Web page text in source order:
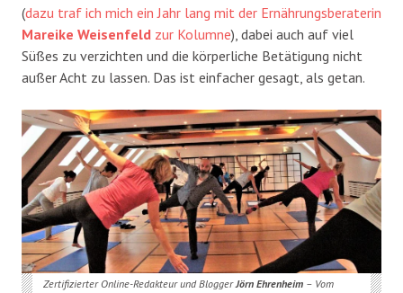
(dazu traf ich mich ein Jahr lang mit der Ernährungsberaterin
Mareike Weisenfeld zur Kolumne), dabei auch auf viel
Süßes zu verzichten und die körperliche Betätigung nicht
außer Acht zu lassen. Das ist einfacher gesagt, als getan.
Zertifizierter Online-Redakteur und BloggerJörn Ehrenheim– Vom